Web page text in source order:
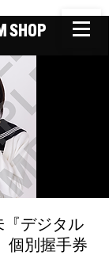
SHOP
デジタル
個別握手券